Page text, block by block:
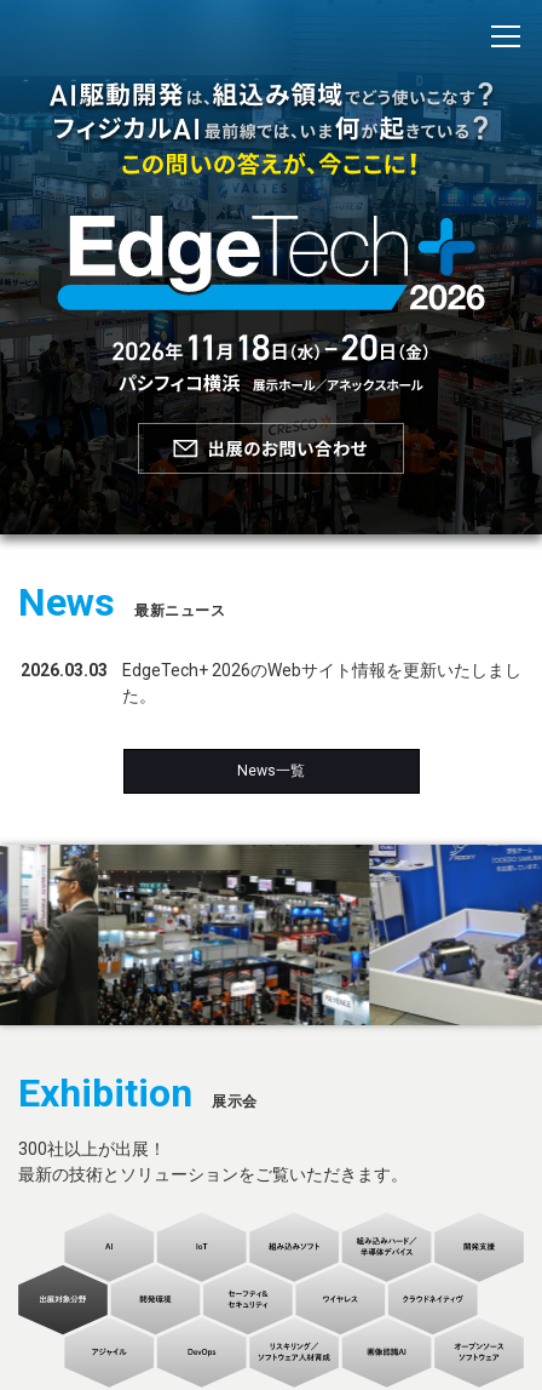
News 最新ニュース
2026.03.03
EdgeTech+ 2026のWebサイト情報を更新いたしまし
た。
News一覧
Exhibition 展示会
300社以上が出展！
最新の技術とソリューションをご覧いただきます。
出展のお問い合わせ
来場登録・ログイン
開催概要
開催概要
EdgeTech+ とは
アクセス
前回開催（2025年）
EdgeTech+ 2025 公式サイト
会場風景
出展案内
出展要項
プレス
英文での広告案内にご注意
English